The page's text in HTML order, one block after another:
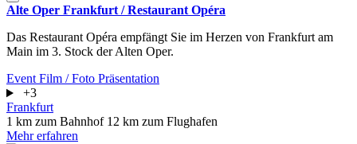
Alte Oper Frankfurt / Restaurant Opéra
Das Restaurant Opéra empfängt Sie im Herzen von Frankfurt am
Main im 3. Stock der Alten Oper.
Event Film / Foto Präsentation
+3
Frankfurt
1 km zum Bahnhof 12 km zum Flughafen
Mehr erfahren